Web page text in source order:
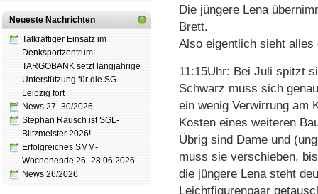
Neueste Nachrichten
Tatkräftiger Einsatz im
Denksportzentrum:
TARGOBANK setzt langjährige
Unterstützung für die SG
Leipzig fort
News 27–30/2026
Stephan Rausch ist SGL-
Blitzmeister 2026!
Erfolgreiches SMM-
Wochenende 26.-28.06.2026
News 26/2026
Die jüngere Lena
Brett.
Also eigentlich sieht alles
11:15Uhr: Bei Juli spitzt
Schwarz muss sich
ein wenig Verwirrung am
Kosten eines weiteren
Übrig sind Dame und
muss sie verschieben,
die jüngere Lena steht
Leichtfigurenpaar